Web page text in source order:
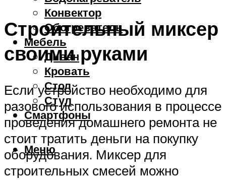
Конвектор
Обогреватель
Мебель
Диван
Кровать
Стол
Стул
Смартфоны
Меню
Строительный миксер
своими руками
Если устройство необходимо для
разового использования в процессе
проведения домашнего ремонта не
стоит тратить деньги на покупку
оборудования. Миксер для
строительных смесей можно